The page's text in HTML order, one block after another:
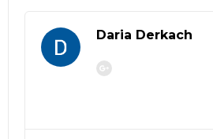
Daria Derkach